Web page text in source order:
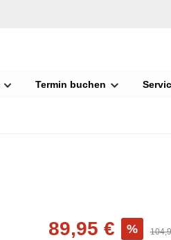
Termin buchen
89,95 € %